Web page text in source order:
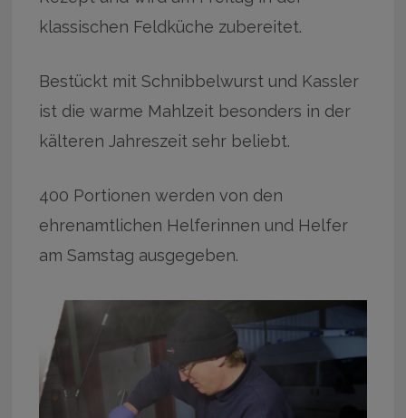
klassischen Feldküche zubereitet.
Bestückt mit Schnibbelwurst und Kassler
ist die warme Mahlzeit besonders in der
kälteren Jahreszeit sehr beliebt.
400 Portionen werden von den
ehrenamtlichen Helferinnen und Helfer
am Samstag ausgegeben.